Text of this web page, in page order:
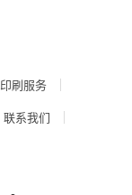
印刷服务
联系我们